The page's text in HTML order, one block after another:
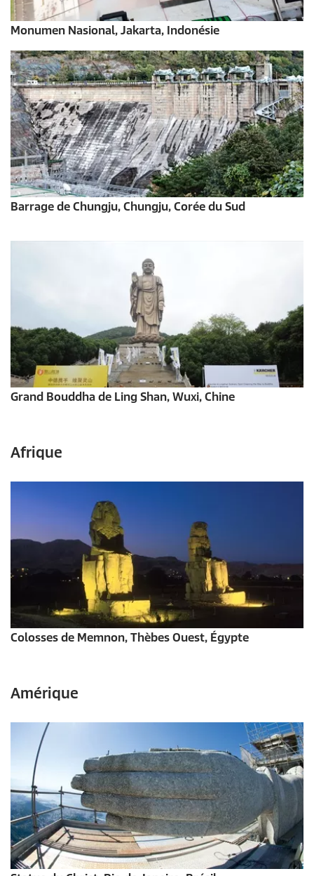
Monumen Nasional, Jakarta, Indonésie
Barrage de Chungju, Chungju, Corée du Sud
Grand Bouddha de Ling Shan, Wuxi, Chine
Afrique
Colosses de Memnon, Thèbes Ouest, Égypte
Amérique